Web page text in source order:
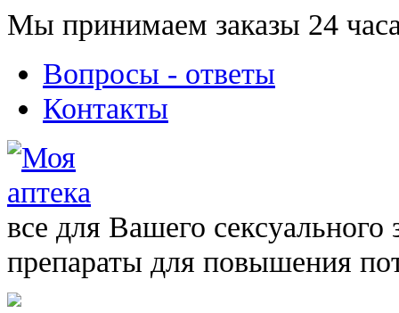
Мы принимаем заказы 24
Вопросы - ответы
Контакты
все для Вашего сексуального
препараты для повышения